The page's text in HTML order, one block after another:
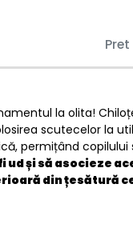
Pret
la olita!
scutecelor la
permițând
și să asocieze
din țesătură